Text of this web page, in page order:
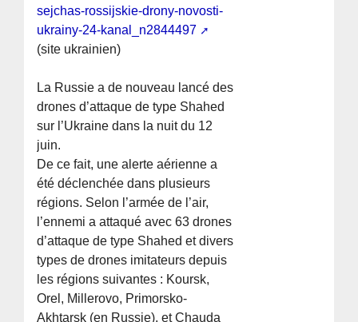
sejchas-rossijskie-drony-novosti-
ukrainy-24-kanal_n2844497
(site ukrainien)
La Russie a de nouveau lancé des
drones d’attaque de type Shahed
sur l’Ukraine dans la nuit du 12
juin.
De ce fait, une alerte aérienne a
été déclenchée dans plusieurs
régions. Selon l’armée de l’air,
l’ennemi a attaqué avec 63 drones
d’attaque de type Shahed et divers
types de drones imitateurs depuis
les régions suivantes : Koursk,
Orel, Millerovo, Primorsko-
Akhtarsk (en Russie), et Chauda